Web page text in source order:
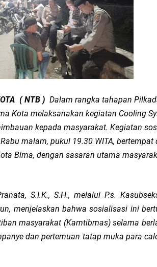
Cegah Gangguan Kamtibmas Lewat Patroli
Prosesi Ngaben di Cilinaya
Relawan Evakuasi Wisatawan Berikan HT
Polsek Mataram Bagikan Bendera Merah Putih
Petakan Titik Black Spot, Antisipasi
Kegiatan Polmas di Kelurahan Taman Sari Ampenan
NTB Gelar Program Polmas di Kelurahan
Polsek Mataram Ajak Warga Kibarkan Merah Putih
( NTB ) Dalam rangka tahapan
Kota melaksanakan kegiatan Cooling
kepada masyarakat. Kegiatan
malam, pukul 19.30 WITA, bertempat
Bima, dengan sasaran utama
S.I.K., S.H., melalui P.s.
menjelaskan bahwa sosialisasi ini
masyarakat (Kamtibmas) selama
dan pertemuan tatap muka para